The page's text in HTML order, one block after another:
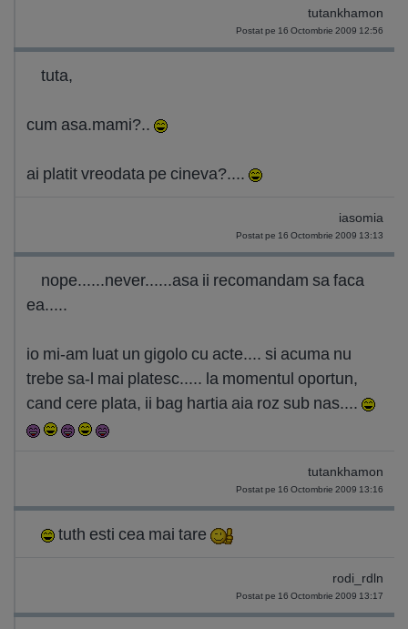
tutankhamon
Postat pe 16 Octombrie 2009 12:56
tuta,
cum asa.mami?..
ai platit vreodata pe cineva?....
iasomia
Postat pe 16 Octombrie 2009 13:13
nope......never......asa ii recomandam sa faca
ea.....
io mi-am luat un gigolo cu acte.... si acuma nu
trebe sa-l mai platesc..... la momentul oportun,
cand cere plata, ii bag hartia aia roz sub nas....
tutankhamon
Postat pe 16 Octombrie 2009 13:16
tuth esti cea mai tare
rodi_rdln
Postat pe 16 Octombrie 2009 13:17